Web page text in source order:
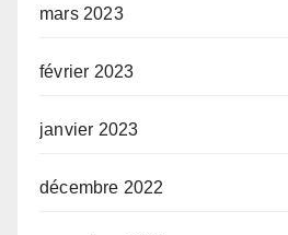
mars 2023
février 2023
janvier 2023
décembre 2022